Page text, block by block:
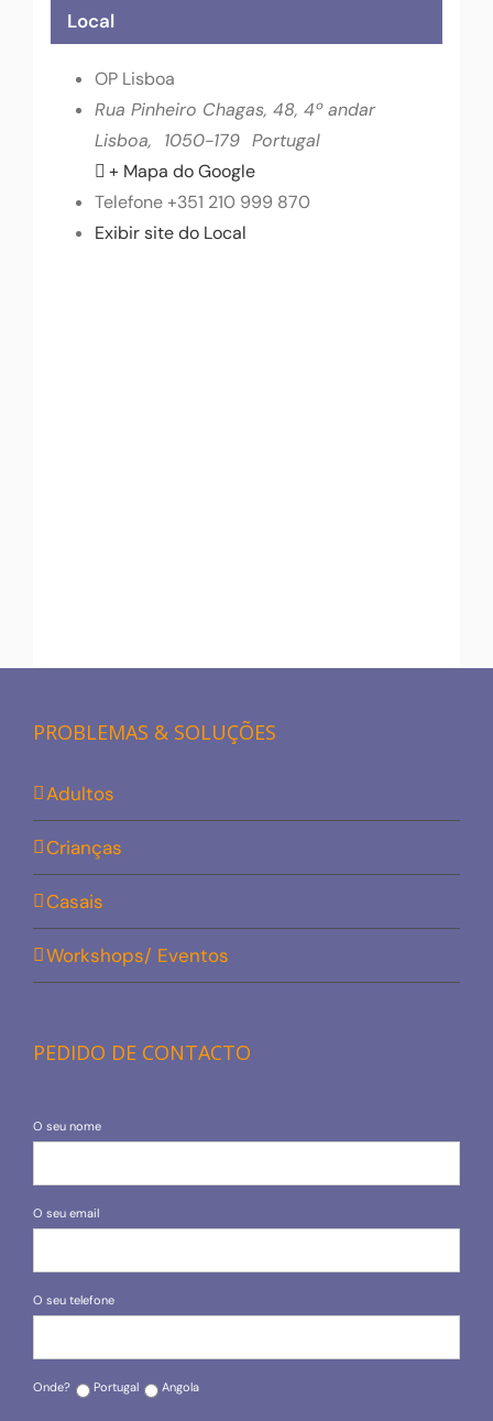
Local
OP Lisboa
Rua Pinheiro Chagas, 48, 4º andar
Lisboa, 1050-179 Portugal
+ Mapa do Google
Telefone +351 210 999 870
Exibir site do Local
PROBLEMAS & SOLUÇÕES
Adultos
Crianças
Casais
Workshops/ Eventos
PEDIDO DE CONTACTO
O seu nome
O seu email
O seu telefone
Onde? Portugal Angola